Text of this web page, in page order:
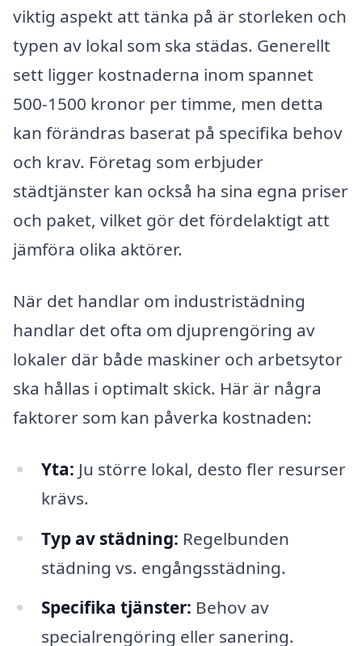
viktig aspekt att tänka på är storleken och
typen av lokal som ska städas. Generellt
sett ligger kostnaderna inom spannet
500-1500 kronor per timme, men detta
kan förändras baserat på specifika behov
och krav. Företag som erbjuder
städtjänster kan också ha sina egna priser
och paket, vilket gör det fördelaktigt att
jämföra olika aktörer.
När det handlar om industristädning
handlar det ofta om djuprengöring av
lokaler där både maskiner och arbetsytor
ska hållas i optimalt skick. Här är några
faktorer som kan påverka kostnaden:
Yta: Ju större lokal, desto fler resurser
krävs.
Typ av städning: Regelbunden
städning vs. engångsstädning.
Specifika tjänster: Behov av
specialrengöring eller sanering.